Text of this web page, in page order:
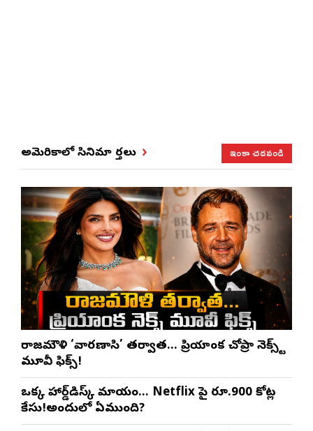
అమెరికాలో సినిమా వార్తలు ఇంకా చదవండి
రాజమౌళి ‘వారణాసి’ తర్వాత… ప్రియాంక చోప్రా నెక్స్ట్
మూవీ ఫిక్స్!
ఒక్క హార్డ్‌డిస్క్ మాయం… Netflix పై రూ.900 కోట్ల
కేసు!అందులో ఏముంది?